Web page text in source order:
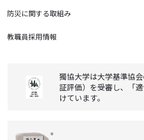
防災に関する取組み
教職員採用情報
獨協大学は大学基準協
証評価）を受審し、「
けています。